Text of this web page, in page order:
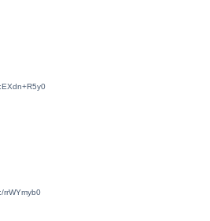
rrWYmyb0